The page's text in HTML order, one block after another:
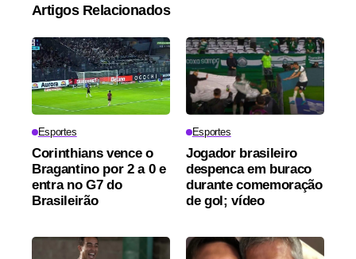
Artigos Relacionados
Esportes
Corinthians vence o
Bragantino por 2 a 0 e
entra no G7 do
Brasileirão
Esportes
Jogador brasileiro
despenca em buraco
durante comemoração
de gol; vídeo